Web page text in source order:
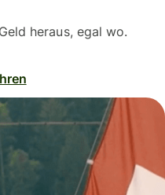
heraus, egal wo.